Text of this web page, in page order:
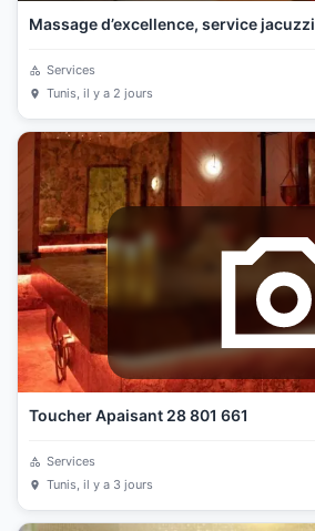
Massage d’excellence, service jacuzzi
Services
Tunis, il y a 2 jours
Toucher Apaisant 28 801 661
Services
Tunis, il y a 3 jours